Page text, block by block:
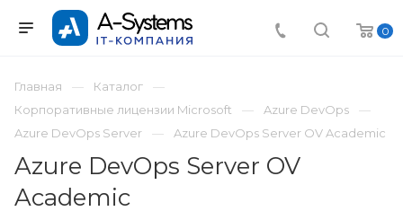
0
Главная
Каталог
Корпоративные лицензии Microsoft
Azure DevOps
Azure DevOps Server
Azure DevOps Server OV Academic
Azure DevOps Server OV
Academic